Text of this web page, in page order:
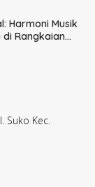
Harmoni Musik
di Rangkaian
Suko Kec.